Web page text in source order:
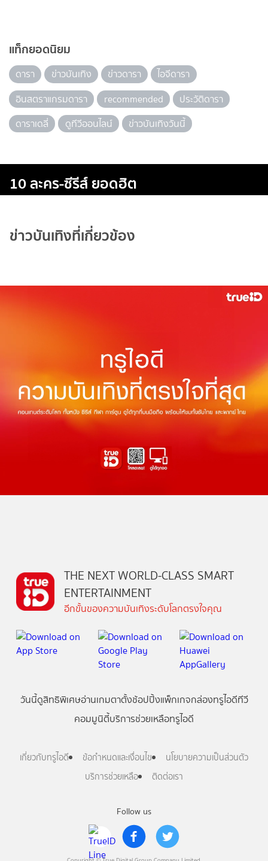
แท็กยอดนิยม
ดารา ข่าวบันเทิง ข่าวดารา
ไอจีดารา
อินสตราแกรมดารา
recommended
ประวัติดารา
ดาราเดลี่
ดูทีวีออนไลน์ ข่าวบันเทิงวันนี้
10 ละคร-ซีรีส์ ยอดฮิต
ข่าวบันเทิงที่เกี่ยวข้อง
Follow us
THE NEXT WORLD-CLASS SMART
ENTERTAINMENT
อีกขั้นของความบันเทิงระดับโลกตรงใจคุณ
วันนี้ดูสิทธิพิเศษอ่านเกมตาตั้งช้อปปิ้งแพ็กเกจกล่องทรูไอดีทีวี
คอมมูนิตี้บริการช่วยเหลือทรูไอดี
เกี่ยวกับทรูไอดี ข้อกำหนดและเงื่อนไข
นโยบายความเป็นส่วนตัว
บริการช่วยเหลือ
ติดต่อเรา